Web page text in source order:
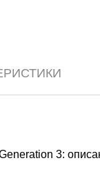
3: